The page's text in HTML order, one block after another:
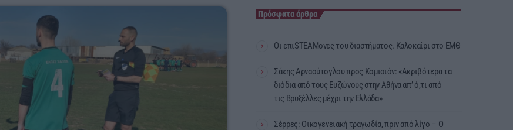
Πρόσφατα άρθρα
Οι επιSTEAMονες του διαστήματος. Καλοκαίρι στο ΕΜΘ
Σάκης Αρναούτογλου προς Κομισιόν: «Ακριβότερα τα
διόδια από τους Ευζώνους στην Αθήνα απ’ ό,τι από
τις Βρυξέλλες μέχρι την Ελλάδα»
Σέρρες: Οικογενειακή τραγωδία, πριν από λίγο – Ο